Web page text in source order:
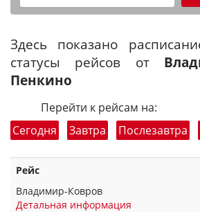
Здесь показано
статусы рейсов от
Пенкино
Перейти к рейсам на:
Сегодня
Завтра Послезавтра
Рейс
Владимир-Ковров
Детальная информация